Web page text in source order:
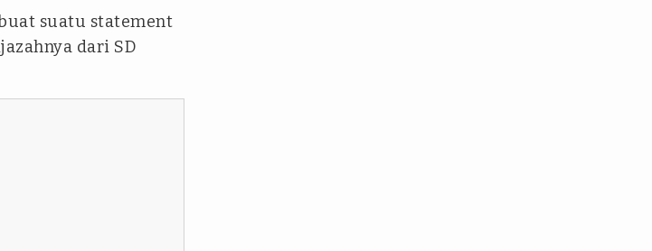
suatu statement
dari SD